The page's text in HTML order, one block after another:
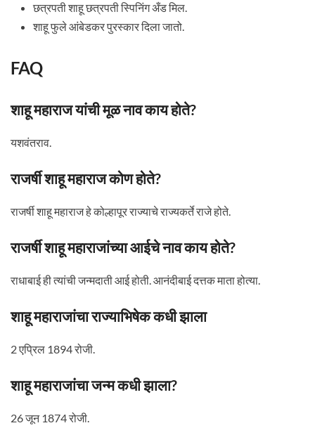
छत्रपती शाहू छत्रपती स्पिनिंग अँड मिल.
शाहू फुले आंबेडकर पुरस्कार दिला जातो.
FAQ
शाहू महाराज यांची मूळ नाव काय होते?
यशवंतराव.
राजर्षी शाहू महाराज कोण होते?
राजर्षी शाहू महाराज हे कोल्हापूर राज्याचे राज्यकर्ते राजे होते.
राजर्षी शाहू महाराजांच्या आईचे नाव काय होते?
राधाबाई ही त्यांची जन्मदाती आई होती. आनंदीबाई दत्तक माता होत्या.
शाहू महाराजांचा राज्याभिषेक कधी झाला
2 एप्रिल 1894 रोजी.
शाहू महाराजांचा जन्म कधी झाला?
26 जून 1874 रोजी.